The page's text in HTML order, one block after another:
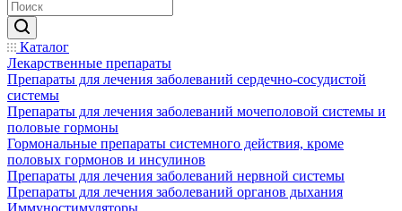
Каталог
Лекарственные препараты
Препараты для лечения заболеваний сердечно-сосудистой
системы
Препараты для лечения заболеваний мочеполовой системы и
половые гормоны
Гормональные препараты системного действия, кроме
половых гормонов и инсулинов
Препараты для лечения заболеваний нервной системы
Препараты для лечения заболеваний органов дыхания
Иммуностимуляторы